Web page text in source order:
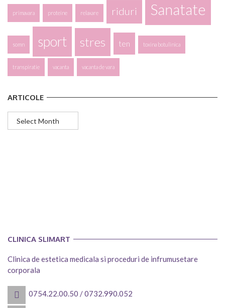
primavara proteine relaxare riduri Sanatate
somn sport stres ten toxina botulinica
transpiratie vacanta vacanta de vara
ARTICOLE
CLINICA SLIMART
Clinica de estetica medicala si proceduri de infrumusetare
corporala
0754.22.00.50 /0732.990.052